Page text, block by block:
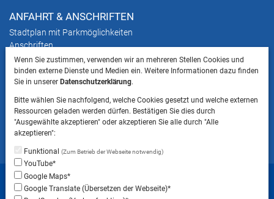
ANFAHRT & ANSCHRIFTEN
Stadtplan mit Parkmöglichkeiten
Anschriften
HINWEIS
ins Landratsamt Landsberg am Lech NICHT
gestattet ist.
Startseite Sitemap
Datenschutzeinstellungen
Wenn Sie zustimmen, verwenden wir an mehreren Stellen Cookies und
binden externe Dienste und Medien ein. Weitere Informationen dazu finden
Sie in unsererDatenschutzerklärung.
Bitte wählen Sie nachfolgend, welche Cookies gesetzt und welche externen
Ressourcen geladen werden dürfen. Bestätigen Sie dies durch
"Ausgewählte akzeptieren" oder akzeptieren Sie alle durch "Alle
akzeptieren":
Funktional(Zum Betrieb der Webseite notwendig)
YouTube*
Google Maps*
Google Translate (Übersetzen der Webseite)*